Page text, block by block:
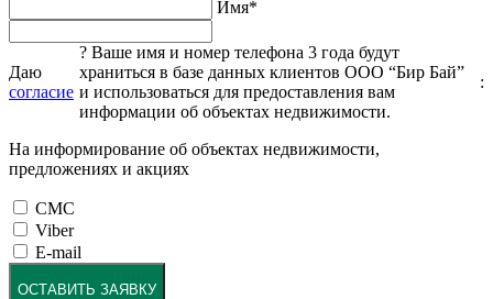
Имя*
Даю
согласие
? Ваше имя и номер телефона 3 года будут
храниться в базе данных клиентов ООО “Бир Бай”
и использоваться для предоставления вам
информации об объектах недвижимости.
:
На информирование об объектах недвижимости,
предложениях и акциях
СМС
Viber
E-mail
ОСТАВИТЬ ЗАЯВКУ